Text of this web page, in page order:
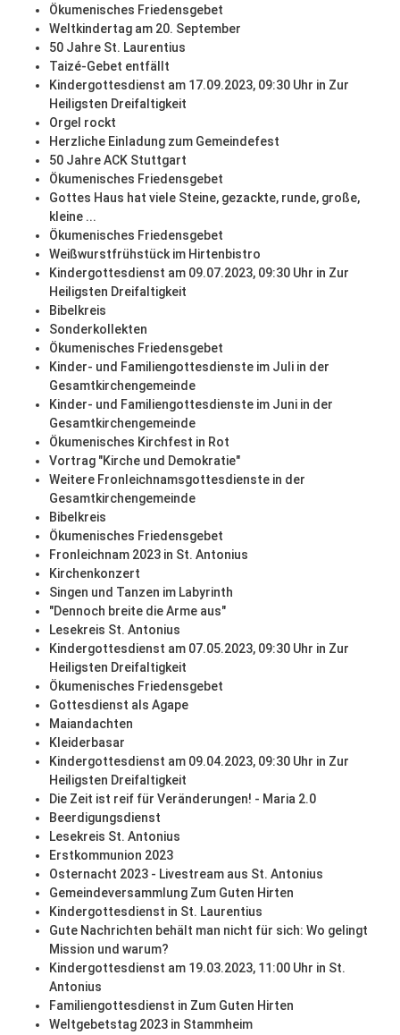
Ökumenisches Friedensgebet
Weltkindertag am 20. September
50 Jahre St. Laurentius
Taizé-Gebet entfällt
Kindergottesdienst am 17.09.2023, 09:30 Uhr in Zur
Heiligsten Dreifaltigkeit
Orgel rockt
Herzliche Einladung zum Gemeindefest
50 Jahre ACK Stuttgart
Ökumenisches Friedensgebet
Gottes Haus hat viele Steine, gezackte, runde, große,
kleine ...
Ökumenisches Friedensgebet
Weißwurstfrühstück im Hirtenbistro
Kindergottesdienst am 09.07.2023, 09:30 Uhr in Zur
Heiligsten Dreifaltigkeit
Bibelkreis
Sonderkollekten
Ökumenisches Friedensgebet
Kinder- und Familiengottesdienste im Juli in der
Gesamtkirchengemeinde
Kinder- und Familiengottesdienste im Juni in der
Gesamtkirchengemeinde
Ökumenisches Kirchfest in Rot
Vortrag "Kirche und Demokratie"
Weitere Fronleichnamsgottesdienste in der
Gesamtkirchengemeinde
Bibelkreis
Ökumenisches Friedensgebet
Fronleichnam 2023 in St. Antonius
Kirchenkonzert
Singen und Tanzen im Labyrinth
"Dennoch breite die Arme aus"
Lesekreis St. Antonius
Kindergottesdienst am 07.05.2023, 09:30 Uhr in Zur
Heiligsten Dreifaltigkeit
Ökumenisches Friedensgebet
Gottesdienst als Agape
Maiandachten
Kleiderbasar
Kindergottesdienst am 09.04.2023, 09:30 Uhr in Zur
Heiligsten Dreifaltigkeit
Die Zeit ist reif für Veränderungen! - Maria 2.0
Beerdigungsdienst
Lesekreis St. Antonius
Erstkommunion 2023
Osternacht 2023 - Livestream aus St. Antonius
Gemeindeversammlung Zum Guten Hirten
Kindergottesdienst in St. Laurentius
Gute Nachrichten behält man nicht für sich: Wo gelingt
Mission und warum?
Kindergottesdienst am 19.03.2023, 11:00 Uhr in St.
Antonius
Familiengottesdienst in Zum Guten Hirten
Weltgebetstag 2023 in Stammheim